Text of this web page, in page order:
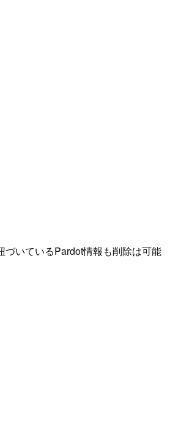
いているPardot情報も削除は可能